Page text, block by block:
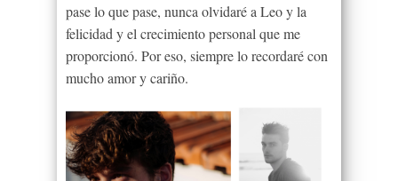
pase lo que pase, nunca olvidaré a Leo y la
felicidad y el crecimiento personal que me
proporcionó. Por eso, siempre lo recordaré con
mucho amor y cariño.